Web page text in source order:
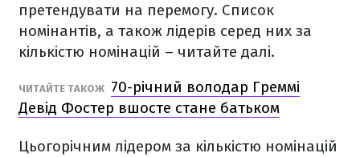
претендувати на перемогу. Список
номінантів, а також лідерів серед них за
кількістю номінацій – читайте далі.
ЧИТАЙТЕ ТАКОЖ 70-річний володар Греммі
Девід Фостер вшосте стане батьком
Цьогорічним лідером за кількістю номінацій